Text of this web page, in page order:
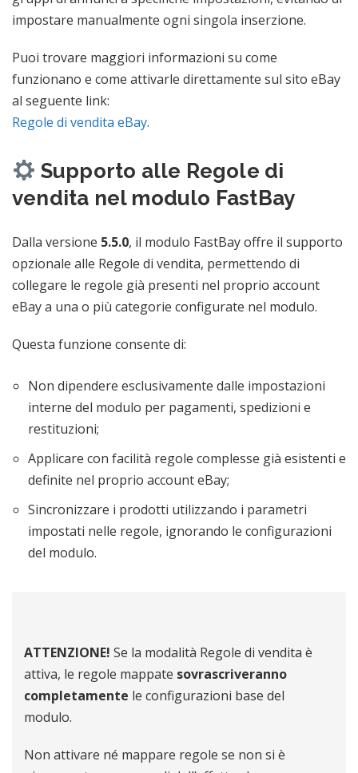
impostare manualmente ogni singola inserzione.
Puoi trovare maggiori informazioni su come
funzionano e come attivarle direttamente sul sito eBay
al seguente link:
Regole di vendita eBay.
Supporto alle Regole di
vendita nel modulo FastBay
Dalla versione 5.5.0, il modulo FastBay offre il supporto
opzionale alle Regole di vendita, permettendo di
collegare le regole già presenti nel proprio account
eBay a una o più categorie configurate nel modulo.
Questa funzione consente di:
Non dipendere esclusivamente dalle impostazioni
interne del modulo per pagamenti, spedizioni e
restituzioni;
Applicare con facilità regole complesse già esistenti e
definite nel proprio account eBay;
Sincronizzare i prodotti utilizzando i parametri
impostati nelle regole, ignorando le configurazioni
del modulo.
ATTENZIONE! Se la modalità Regole di vendita è
attiva, le regole mappate sovrascriveranno
completamente le configurazioni base del
modulo.
Non attivare né mappare regole se non si è